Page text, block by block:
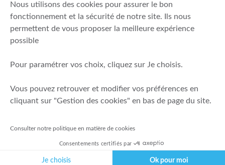
Politique de meilleure sélection
Politique de durabilité
Fonds de garantie des dépôts et de résolution
Mentions légales
Prévention de la fraude
Politique de gestion des conflits d'intérêts
Nous utilisons des cookies pour assurer le bon
fonctionnement et la sécurité de notre site. Ils nous
permettent de vous proposer la meilleure expérience
possible
Pour paramétrer vos choix, cliquez sur Je choisis.
Vous pouvez retrouver et modifier vos préférences en
cliquant sur "Gestion des cookies" en bas de page du site.
Consulter notre politique en matière de cookies
Consentements certifiés par
Je choisis Ok pour moi